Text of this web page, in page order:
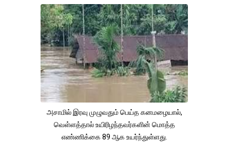
அசாமில் இரவு முழுவதும் பெய்த கனமழையால்,
வெள்ளத்தால் உயிரிழந்தவர்களின் மொத்த
எண்ணிக்கை 89 ஆக உயர்ந்துள்ளது.